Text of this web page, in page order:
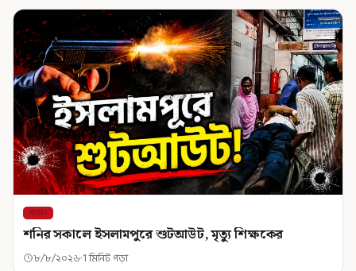
রাজ্য
শনির সকালে ইসলামপুরে শুটআউট, মৃত্যু শিক্ষকের
৮/৮/২০২৬ 1 মিনিট পড়া